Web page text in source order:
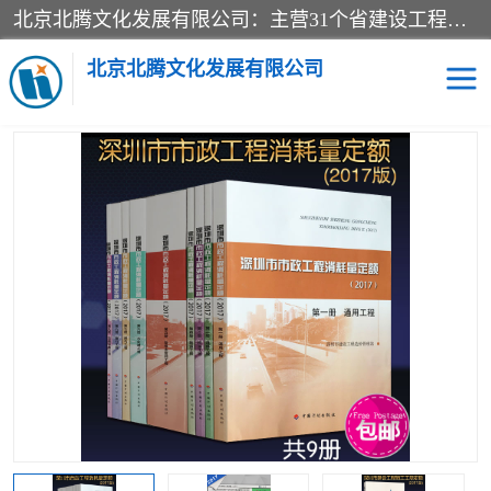
北京北腾文化发展有限公司：主营31个省建设工程预算书,工程预算软件,工程计价依据,工程造价定额,工程量清单计价定额,建设工程量消耗量定额,各行业工程预算定额,铁路定额,电力定额,矿山定额,*,黄金定额,钢铁企业检修定额,中石化安装检修定额,煤矿图书,医院书籍等.诚信的经营，在发展的同时公司不忘不断总结不断优化为客户的服务，和一如既往的热情赢得了新老客户的极高评价及青睐。
北京北腾文化发展有限公司
当前位置：首页>供应商机>深圳市建设工程消耗量定额> 深圳建
筑消耗量定额_2014版深圳市建设工程勘察设计工期定额_深圳市2016
工程预算定额
预算定额
煤矿图书
标准图书 铁路建设工程预算定额
电力行业工程预算定额 石油化工安装预算定额
新石油化工检修定额 石油化工概算定额数据
石油建设安装工程预算定 长输管道工程检修维修预